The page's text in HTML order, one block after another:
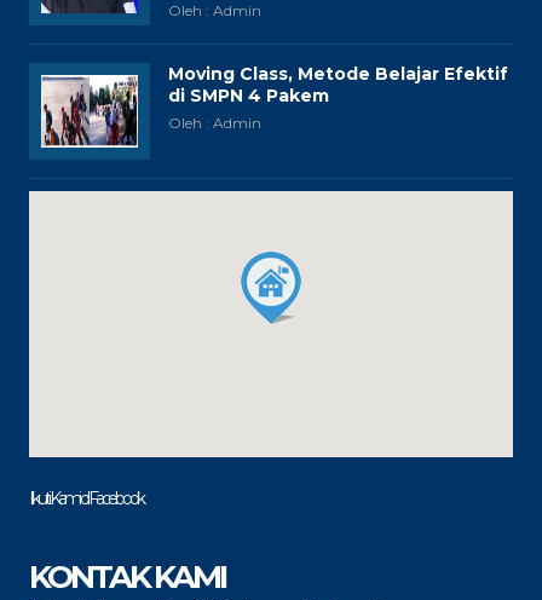
Oleh : Admin
Moving Class, Metode Belajar Efektif
di SMPN 4 Pakem
Oleh : Admin
Ikuti Kami di Facebook
KONTAK KAMI